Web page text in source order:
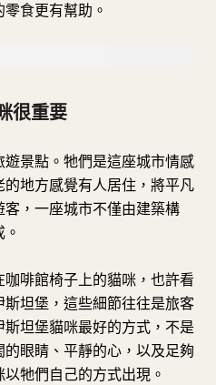
食更有幫助。
很重要
景點。牠們是這座城市情感
地方感覺有人居住，將平凡
，一座城市不僅由建築構
啡館椅子上的貓咪，也許看
坦堡，這些細節往往是旅客
坦堡貓咪最好的方式，不是
眼睛、平靜的心，以及足夠
牠們自己的方式出現。